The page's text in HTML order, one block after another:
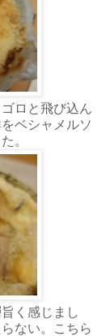
ロと飛び込ん
ベシャメルソ
。
く感じまし
ない。こちら